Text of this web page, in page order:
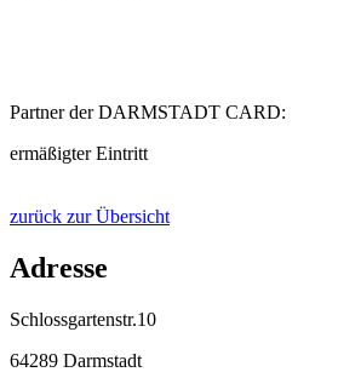
Partner der DARMSTADT CARD:
ermäßigter Eintritt
zurück zur Übersicht
Adresse
Schlossgartenstr.10
64289 Darmstadt